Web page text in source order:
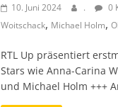
10. Juni 2024 . 0
Woitschack, Michael Holm,
RTL Up präsentiert
Stars wie Anna-Carina
und Michael Holm +++